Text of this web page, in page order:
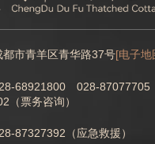
都市青羊区青华路37号[电子地
68921800 028-
（票务咨询）
87327392（应急救援）